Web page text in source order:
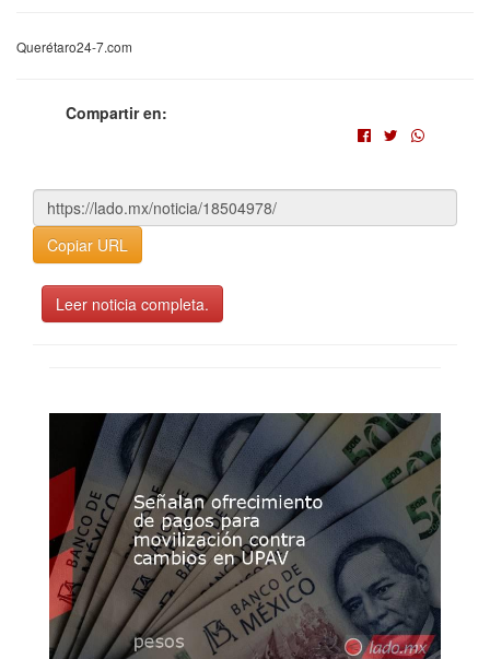
Querétaro24-7.com
Compartir en:
Copiar URL
Leer noticia completa.